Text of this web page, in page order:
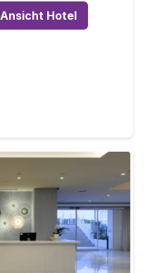
Ansicht Hotel